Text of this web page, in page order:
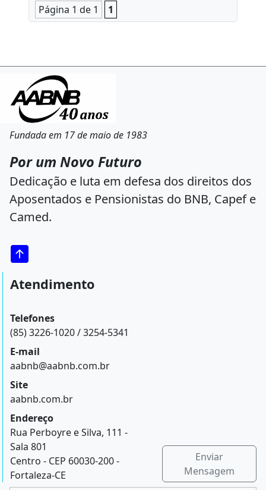
Página 1 de 1 1
Fundada em 17 de maio de 1983
Por um Novo Futuro
Dedicação e luta em defesa dos direitos dos
Aposentados e Pensionistas do BNB, Capef e
Camed.
Atendimento
Telefones
(85) 3226-1020 / 3254-5341
E-mail
aabnb@aabnb.com.br
Site
aabnb.com.br
Endereço
Rua Perboyre e Silva, 111 -
Sala 801
Centro - CEP 60030-200 -
Fortaleza-CE
Enviar
Mensagem